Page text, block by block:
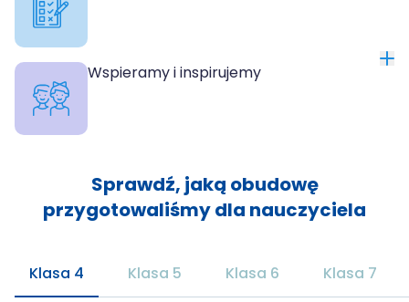
Wspieramy i inspirujemy
Sprawdź, jaką obudowę
przygotowaliśmy dla nauczyciela
Klasa 4 Klasa 5 Klasa 6 Klasa 7